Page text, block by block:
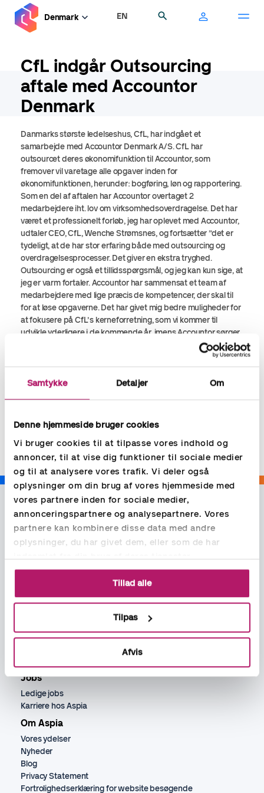
Samtykke Detaljer Om
Denne hjemmeside bruger cookies
Vi bruger cookies til at tilpasse vores indhold og
annoncer, til at vise dig funktioner til sociale medier
og til at analysere vores trafik. Vi deler også
oplysninger om din brug af vores hjemmeside med
vores partnere inden for sociale medier,
annonceringspartnere og analysepartnere. Vores
partnere kan kombinere disse data med andre
oplysninger, du har givet dem, eller som de har
indsamlet fra din brug af deres tjenester.
Tillad alle
Tilpas
Afvis
hovedindhold
Denmark EN
CfL indgår Outsourcing
aftale med Accountor
Denmark
Danmarks største ledelseshus, CfL, har indgået et
samarbejde med Accountor Denmark A/S. CfL har
outsourcet deres økonomifunktion til Accountor, som
fremover vil varetage alle opgaver inden for
økonomifunktionen, herunder: bogføring, løn og rapportering.
Som en del af aftalen har Accountor overtaget 2
medarbejdere iht. lov om virksomhedsoverdragelse. Det har
været et professionelt forløb, jeg har oplevet med Accountor,
udtaler CEO, CfL, Wenche Strømsnes, og fortsætter ”det er
tydeligt, at de har stor erfaring både med outsourcing og
overdragelsesprocesser. Det giver en ekstra tryghed.
Outsourcing er også et tillidsspørgsmål, og jeg kan kun sige, at
jeg er varm fortaler. Accountor har sammensat et team af
medarbejdere med lige præcis de kompetencer, der skal til
for at løse opgaverne. Det har givet mig bedre muligheder for
at fokusere på CfL’s kerneforretning, som vi kommer til
udvikle yderligere i de kommende år, imens Accountor sørger
for, at økonomifunktionen fungerer og understøtter vores
Del
Ydelser
Regnskabsassistance
Rekruttering økonomi, løn og HR
Jobs
Ledige jobs
Karriere hos Aspia
Om Aspia
Vores ydelser
Nyheder
Blog
Privacy Statement
Fortrolighedserklæring for website besøgende